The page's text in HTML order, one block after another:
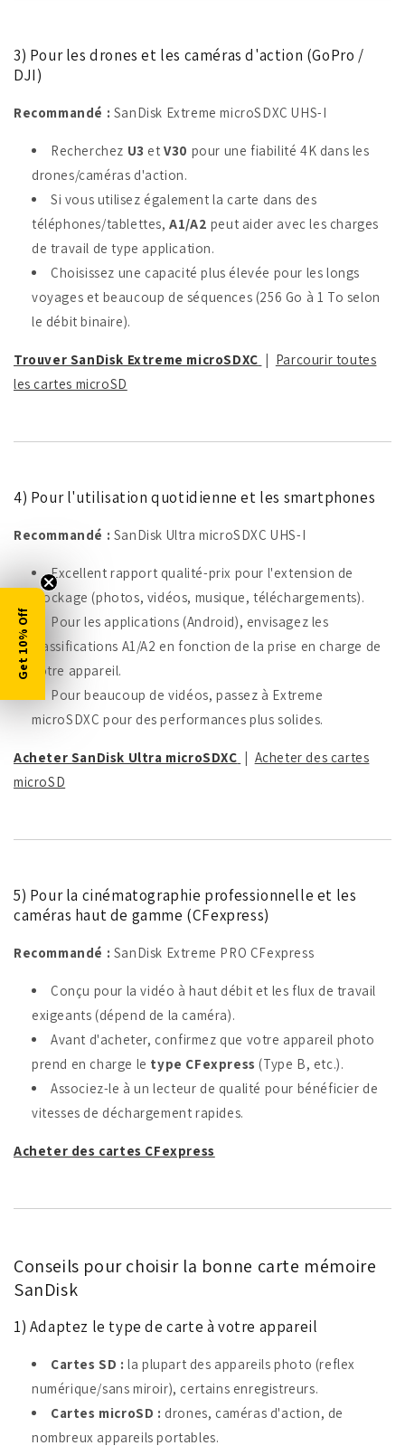
3) Pour les drones et les caméras d'action (GoPro /
DJI)
Recommandé : SanDisk Extreme microSDXC UHS-I
Recherchez U3 etV30 pour une fiabilité 4K dans les
drones/caméras d'action.
Si vous utilisez également la carte dans des
téléphones/tablettes,A1/A2 peut aider avec les charges
de travail de type application.
Choisissez une capacité plus élevée pour les longs
voyages et beaucoup de séquences (256 Go à 1 To selon
le débit binaire).
Trouver SanDisk Extreme microSDXC | Parcourir toutes
les cartes microSD
4) Pour l'utilisation quotidienne et les smartphones
Recommandé : SanDisk Ultra microSDXC UHS-I
Excellent rapport qualité-prix pour l'extension de
stockage (photos, vidéos, musique, téléchargements).
Pour les applications (Android), envisagez les
classifications A1/A2 en fonction de la prise en charge de
votre appareil.
Pour beaucoup de vidéos, passez à Extreme
microSDXC pour des performances plus solides.
Acheter SanDisk Ultra microSDXC | Acheter des cartes
microSD
5) Pour la cinématographie professionnelle et les
caméras haut de gamme (CFexpress)
Recommandé : SanDisk Extreme PRO CFexpress
Conçu pour la vidéo à haut débit et les flux de travail
exigeants (dépend de la caméra).
Avant d'acheter, confirmez que votre appareil photo
prend en charge le type CFexpress (Type B, etc.).
Associez-le à un lecteur de qualité pour bénéficier de
vitesses de déchargement rapides.
Acheter des cartes CFexpress
Conseils pour choisir la bonne carte mémoire
SanDisk
1) Adaptez le type de carte à votre appareil
Cartes SD : la plupart des appareils photo (reflex
numérique/sans miroir), certains enregistreurs.
Cartes microSD : drones, caméras d'action, de
nombreux appareils portables.
Get 10% Off